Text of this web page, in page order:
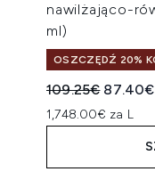
nawilżająco-
ml)
OSZCZĘDŹ 20%
Sugerowana
109.25€ 87.40€
1,748.00€ za L